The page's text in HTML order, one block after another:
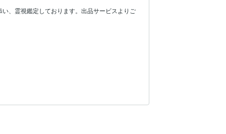
、霊視鑑定しております。出品サービスよりご